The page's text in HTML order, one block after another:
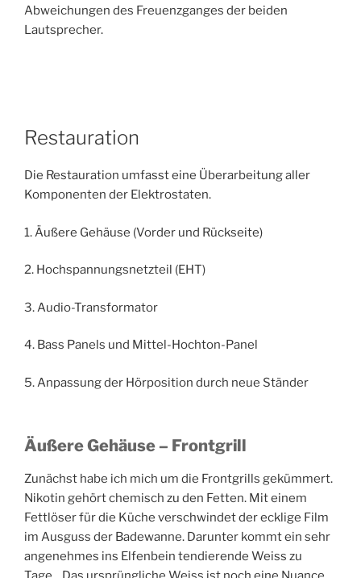
Abweichungen des Freuenzganges der beiden
Lautsprecher.
Restauration
Die Restauration umfasst eine Überarbeitung aller
Komponenten der Elektrostaten.
1. Äußere Gehäuse (Vorder und Rückseite)
2. Hochspannungsnetzteil (EHT)
3. Audio-Transformator
4. Bass Panels und Mittel-Hochton-Panel
5. Anpassung der Hörposition durch neue Ständer
Äußere Gehäuse – Frontgrill
Zunächst habe ich mich um die Frontgrills gekümmert.
Nikotin gehört chemisch zu den Fetten. Mit einem
Fettlöser für die Küche verschwindet der ecklige Film
im Ausguss der Badewanne. Darunter kommt ein sehr
angenehmes ins Elfenbein tendierende Weiss zu